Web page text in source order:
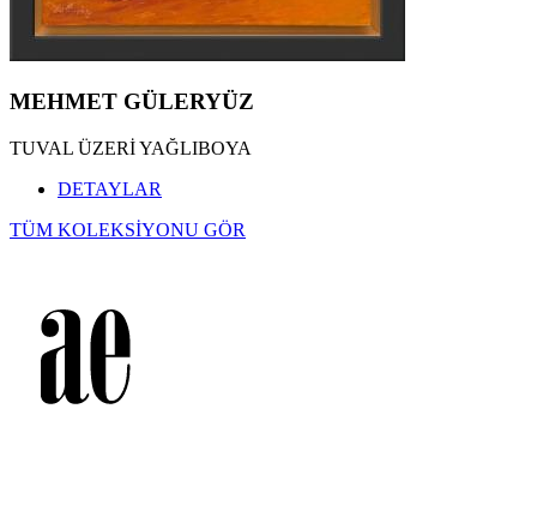
MEHMET GÜLERYÜZ
TUVAL ÜZERİ YAĞLIBOYA
DETAYLAR
TÜM KOLEKSİYONU GÖR